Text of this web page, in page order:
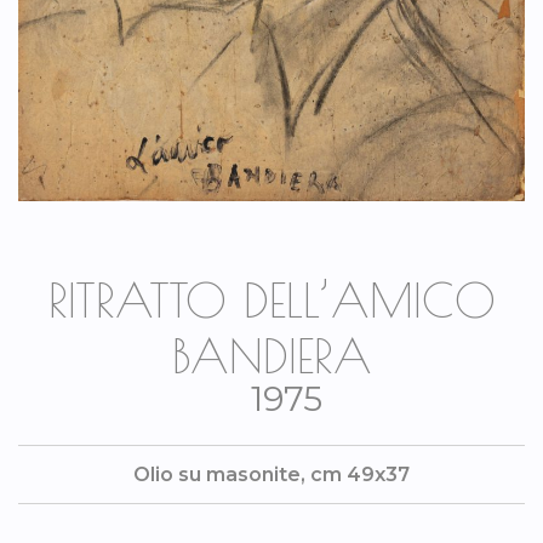
RITRATTO DELL’AMICO
BANDIERA
1975
Olio su masonite, cm 49x37